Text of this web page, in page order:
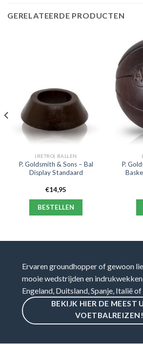
GERELATEERDE PRODUCTEN
(RETRO) BALLEN
P. Goldsmith & Sons – Bal
Display Standaard
€14,95
BESTELLEN
P.
Ervaren groundhopper of gewoon
mooie wedstrijden en
Engeland, Duitsland, Spanje, Italië
BEKIJK HIER DE MEEST
VOETBALREIZEN!